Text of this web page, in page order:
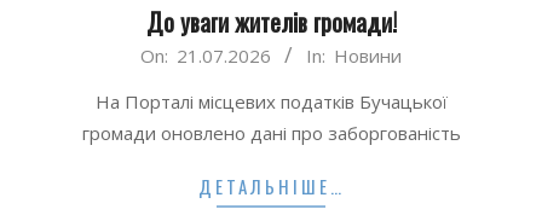
До уваги жителів громади!
On: 21.07.2026 In: Новини
На Порталі місцевих податків Бучацької
громади оновлено дані про заборгованість
ДЕТАЛЬНІШЕ…